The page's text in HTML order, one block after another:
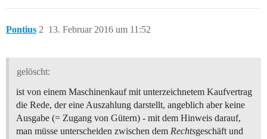
Pontius 13. Februar 2016 um 11:52
2
gelöscht:
ist von einem Maschinenkauf mit unterzeichnetem Kaufvertrag
die Rede, der eine Auszahlung darstellt, angeblich aber keine
Ausgabe (= Zugang von Gütern) - mit dem Hinweis darauf,
man müsse unterscheiden zwischen dem Rechtsgeschäft und